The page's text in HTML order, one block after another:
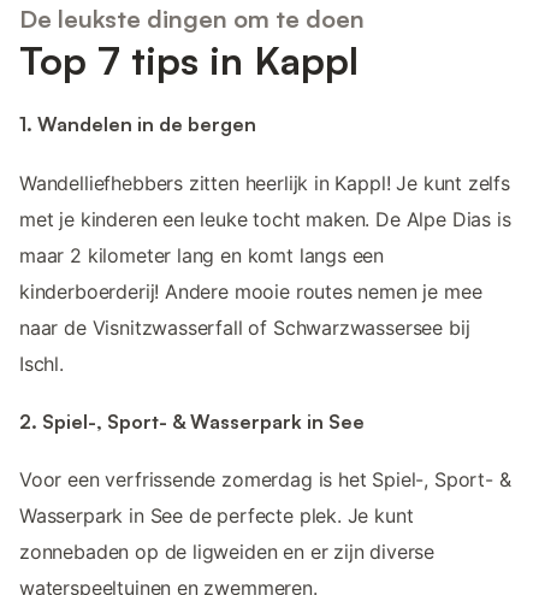
De leukste dingen om te doen
Top 7 tips in Kappl
1. Wandelen in de bergen
Wandelliefhebbers zitten heerlijk in Kappl! Je kunt zelfs
met je kinderen een leuke tocht maken. De Alpe Dias is
maar 2 kilometer lang en komt langs een
kinderboerderij! Andere mooie routes nemen je mee
naar de Visnitzwasserfall of Schwarzwassersee bij
Ischl.
2. Spiel-, Sport- & Wasserpark in See
Voor een verfrissende zomerdag is het Spiel-, Sport- &
Wasserpark in See de perfecte plek. Je kunt
zonnebaden op de ligweiden en er zijn diverse
waterspeeltuinen en zwemmeren.